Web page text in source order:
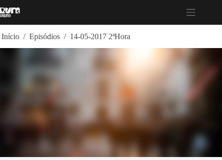
para
Início / Episódios / 14-05-2017 2ªHora